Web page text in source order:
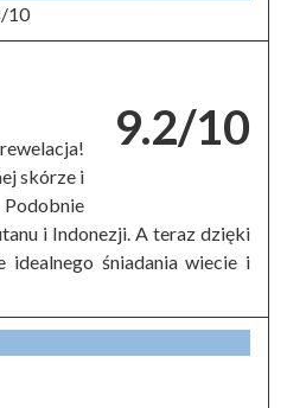
10
9.2/10
skórze i
i Indonezji. A teraz dzięki
idealnego śniadania wiecie i